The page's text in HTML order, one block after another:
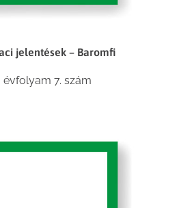
jelentések – Baromfi
évfolyam 7. szám